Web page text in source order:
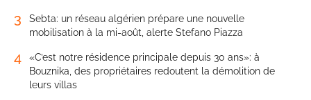
3
Sebta: un réseau algérien prépare une nouvelle
mobilisation à la mi-août, alerte Stefano Piazza
4
«C’est notre résidence principale depuis 30 ans»: à
Bouznika, des propriétaires redoutent la démolition de
leurs villas